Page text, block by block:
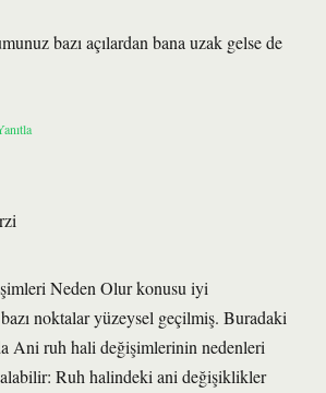
bazı açılardan bana uzak gelse de
Neden Olur konusu iyi
noktalar yüzeysel geçilmiş. Buradaki
Ani ruh hali değişimlerinin nedenleri
alabilir: Ruh halindeki ani değişiklikler